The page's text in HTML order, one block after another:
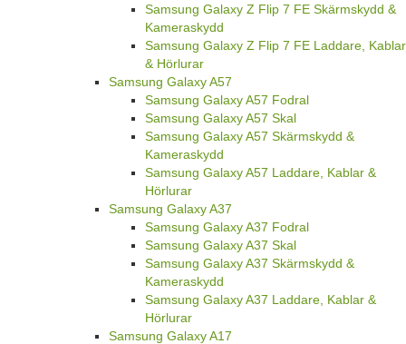
Samsung Galaxy Z Flip 7 FE Skärmskydd &
Kameraskydd
Samsung Galaxy Z Flip 7 FE Laddare, Kablar
& Hörlurar
Samsung Galaxy A57
Samsung Galaxy A57 Fodral
Samsung Galaxy A57 Skal
Samsung Galaxy A57 Skärmskydd &
Kameraskydd
Samsung Galaxy A57 Laddare, Kablar &
Hörlurar
Samsung Galaxy A37
Samsung Galaxy A37 Fodral
Samsung Galaxy A37 Skal
Samsung Galaxy A37 Skärmskydd &
Kameraskydd
Samsung Galaxy A37 Laddare, Kablar &
Hörlurar
Samsung Galaxy A17